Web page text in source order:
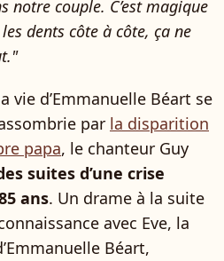
notre couple. C’est magique
dents côte à côte, ça ne
vie d’Emmanuelle Béart se
par la disparition
papa, le chanteur Guy
suites d’une crise
ans. Un drame à la suite
avec Eve, la
Béart,